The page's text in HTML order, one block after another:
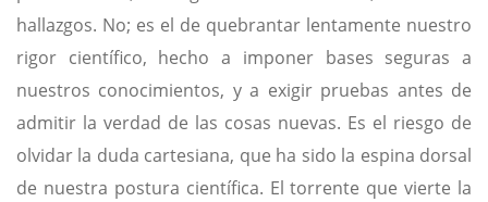
hallazgos. No; es el de quebrantar lentamente nuestro
rigor científico, hecho a imponer bases seguras a
nuestros conocimientos, y a exigir pruebas antes de
admitir la verdad de las cosas nuevas. Es el riesgo de
olvidar la duda cartesiana, que ha sido la espina dorsal
de nuestra postura científica. El torrente que vierte la